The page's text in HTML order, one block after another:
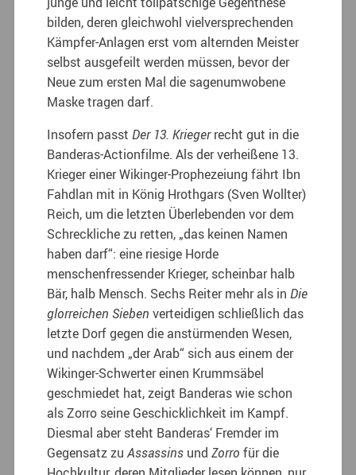
bilden, deren gleichwohl vielversprechenden
Kämpfer-Anlagen erst vom alternden Meister
selbst ausgefeilt werden müssen, bevor der
Neue zum ersten Mal die sagenumwobene
Maske tragen darf.
Insofern passtDer 13. Kriegerrecht gut in die
Banderas-Actionfilme. Als der verheißene 13.
Krieger einer Wikinger-Prophezeiung fährt Ibn
Fahdlan mit in König Hrothgars (Sven Wollter)
Reich, um die letzten Überlebenden vor dem
Schreckliche zu retten, „das keinen Namen
haben darf“: eine riesige Horde
menschenfressender Krieger, scheinbar halb
Bär, halb Mensch. Sechs Reiter mehr als in Die
glorreichen Siebenverteidigen schließlich das
letzte Dorf gegen die anstürmenden Wesen,
und nachdem „der Arab“ sich aus einem der
Wikinger-Schwerter einen Krummsäbel
geschmiedet hat, zeigt Banderas wie schon
als Zorro seine Geschicklichkeit im Kampf.
Diesmal aber steht Banderas‘ Fremder im
Gegensatz zuAssassins undZorrofür die